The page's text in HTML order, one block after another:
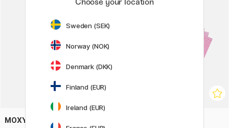
MOXY
Sweden (SEK)
Norway (NOK)
Denmark (DKK)
Finland (EUR)
Ireland (EUR)